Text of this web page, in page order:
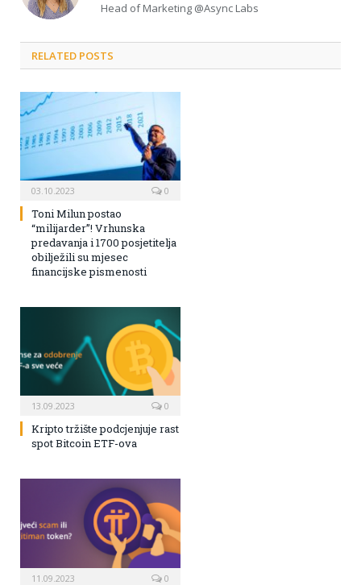
Head of Marketing @Async Labs
RELATED POSTS
03.10.2023 0
Toni Milun postao
“milijarder”! Vrhunska
predavanja i 1700 posjetitelja
obilježili su mjesec
financijske pismenosti
13.09.2023 0
Kripto tržište podcjenjuje rast
spot Bitcoin ETF-ova
11.09.2023 0